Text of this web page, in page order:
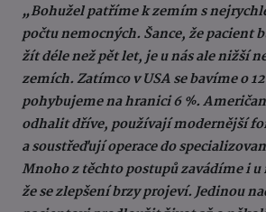
„Bohužel patříme k zemím s
počtu nemocných. Šance, že pacient
žít déle než pět let, je u nás ale nižší
zemích. Zatímco v USA se bavíme o 12
pohybujeme na hranici 6 %.
odhalit dříve, používají modernější
a soustřeďují operace do
Mnoho z těchto postupů zavádíme i
že se zlepšení brzy projeví. Jedinou